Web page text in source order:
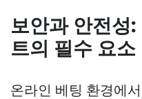
보안과 안전성
트의 필수 요소
온라인 베팅 환경에